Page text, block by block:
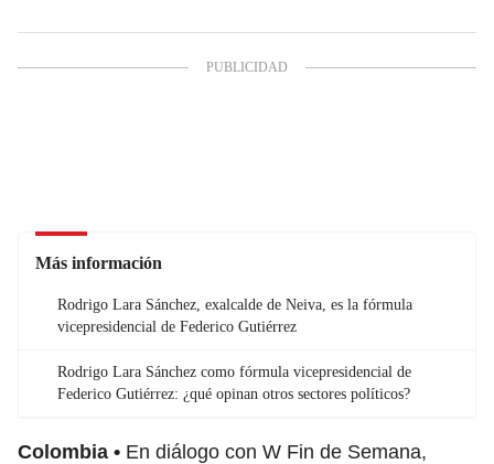
Más información
Rodrigo Lara Sánchez, exalcalde de Neiva, es la fórmula
vicepresidencial de Federico Gutiérrez
Rodrigo Lara Sánchez como fórmula vicepresidencial de
Federico Gutiérrez: ¿qué opinan otros sectores políticos?
Colombia
En diálogo con W Fin de Semana,